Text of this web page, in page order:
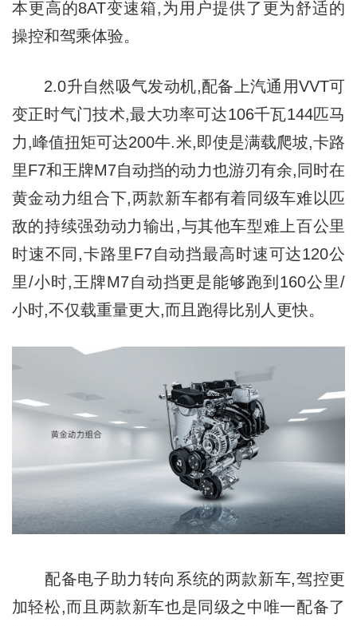
本更高的8AT变速箱,为用户提供了更为舒适的
操控和驾乘体验。
2.0升自然吸气发动机,配备上汽通用VVT可
变正时气门技术,最大功率可达106千瓦144匹马
力,峰值扭矩可达200牛.米,即使是满载爬坡,卡路
里F7和王牌M7自动挡的动力也游刃有余,同时在
黄金动力组合下,两款新车都有着同级车难以匹
敌的持续强劲动力输出,与其他车型难上百公里
时速不同,卡路里F7自动挡最高时速可达120公
里/小时,王牌M7自动挡更是能够跑到160公里/
小时,不仅载重量更大,而且跑得比别人更快。
配备电子助力转向系统的两款新车,驾控更
加轻松,而且两款新车也是同级之中唯一配备了